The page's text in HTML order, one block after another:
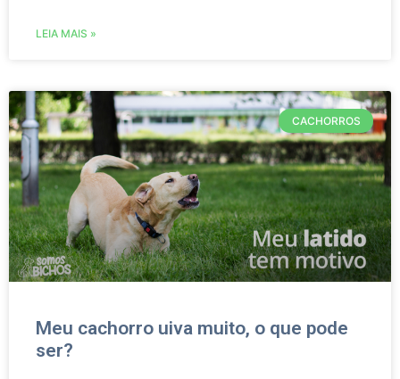
LEIA MAIS »
CACHORROS
Meu cachorro uiva muito, o que pode
ser?